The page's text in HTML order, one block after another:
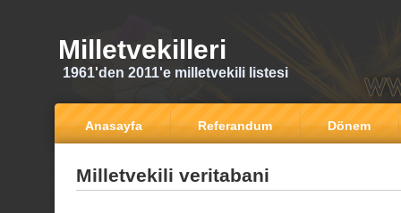
Milletvekilleri
1961'den 2011'e milletvekili listesi
Anasayfa Referandum Dönem
Milletvekili veritabani